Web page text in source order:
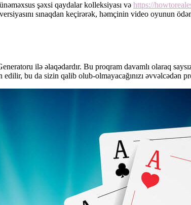
şəxsi qaydalar kolleksiyası və https://
sınaqdan keçirərək, həmçinin video oyunun
ilə əlaqədardır. Bu proqram davamlı olaraq
bu da sizin qalib olub-olmayacağınızı əvvəlcədən